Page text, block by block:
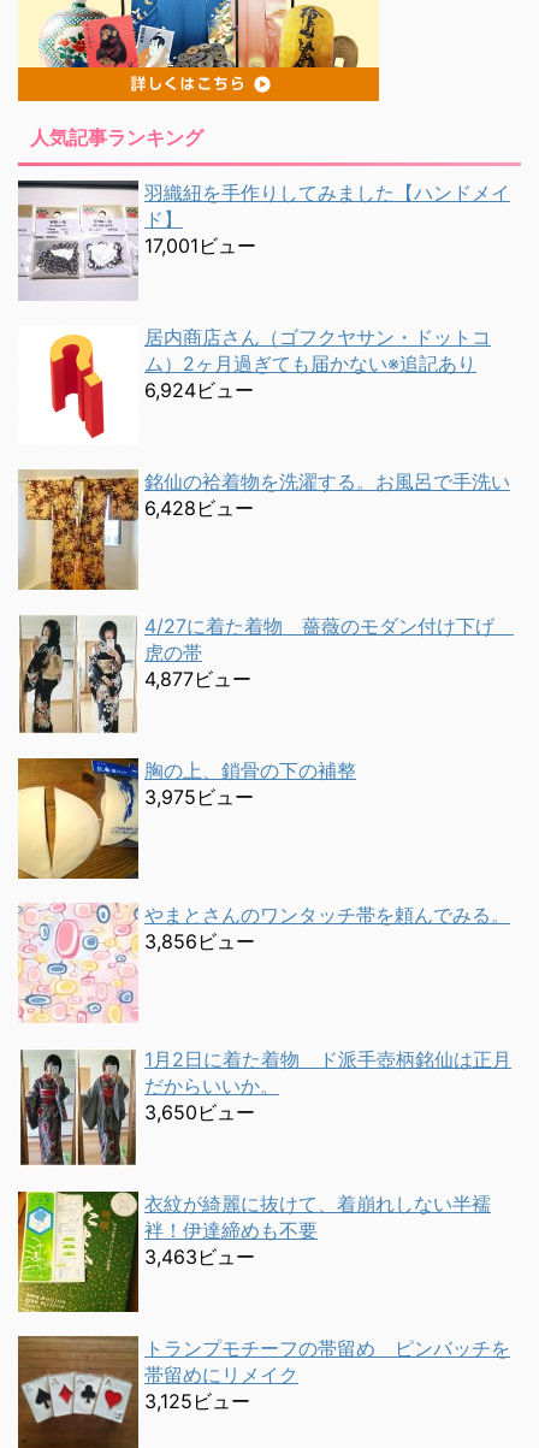
人気記事ランキング
羽織紐を手作りしてみました【ハンドメイ
ド】
17,001ビュー
居内商店さん（ゴフクヤサン・ドットコ
ム）2ヶ月過ぎても届かない※追記あり
6,924ビュー
銘仙の袷着物を洗濯する。お風呂で手洗い
6,428ビュー
4/27に着た着物 薔薇のモダン付け下げ
虎の帯
4,877ビュー
胸の上、鎖骨の下の補整
3,975ビュー
やまとさんのワンタッチ帯を頼んでみる。
3,856ビュー
1月2日に着た着物 ド派手壺柄銘仙は正月
だからいいか。
3,650ビュー
衣紋が綺麗に抜けて、着崩れしない半襦
袢！伊達締めも不要
3,463ビュー
トランプモチーフの帯留め ピンバッチを
帯留めにリメイク
3,125ビュー